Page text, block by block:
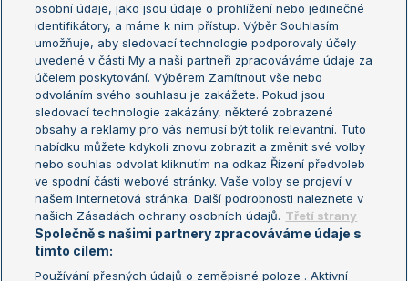
Žebříček WTA (ženy)
Sázkařský žebříček
French Open
Wimbledon
US Open
Turnaj mistrů
Turnaj mistryň
Aktualní trendy
Fotbalové přestupy
Livesport Daily
LS Prague Open
osobní údaje, jako jsou údaje o prohlížení nebo jedinečné
identifikátory, a máme k nim přístup. Výběr Souhlasím
umožňuje, aby sledovací technologie podporovaly účely
uvedené v části My a naši partneři zpracováváme údaje za
účelem poskytování. Výběrem Zamítnout vše nebo
odvoláním svého souhlasu je zakážete. Pokud jsou
sledovací technologie zakázány, některé zobrazené
obsahy a reklamy pro vás nemusí být tolik relevantní. Tuto
nabídku můžete kdykoli znovu zobrazit a změnit své volby
nebo souhlas odvolat kliknutím na odkaz Řízení předvoleb
ve spodní části webové stránky. Vaše volby se projeví v
našem Internetová stránka. Další podrobnosti naleznete v
našich Zásadách ochrany osobních údajů. Třetí strany
Společně s našimi partnery zpracováváme údaje s
tímto cílem:
Používání přesných údajů o zeměpisné poloze . Aktivní